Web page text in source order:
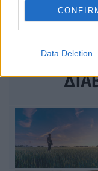
Data Deletion